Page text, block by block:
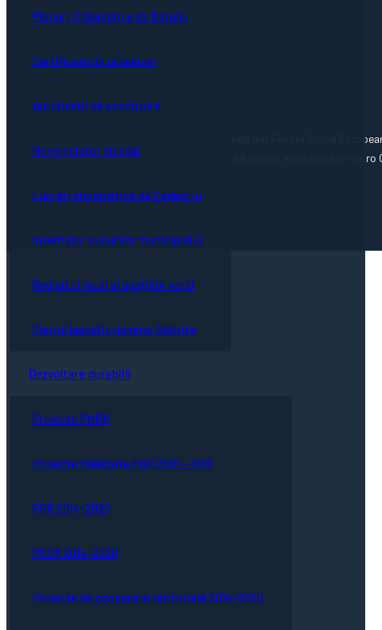
Planuri Urbanistice de Detaliu
Certificate de urbanism
Autorizații de construire
Nomenclator stradal
Lucrări sistematice de Cadastru
Inventarul bunurilor municipiului
Registrul local al spațiilor verzi
Plan urbanistic general Bistrița
Dezvoltare durabilă
Proiecte PNRR
Proiecte finalizate POR 2007 - 2013
POR 2014-2020
POCA 2014-2020
Proiecte de cooperare teritorială 2014-2020
Email
0263-224706; 0263-223923;
Această pagină web este cofinanțată din Fondul Social
Uniunea Europeană, vă invităm să vizitați www.fonduri-